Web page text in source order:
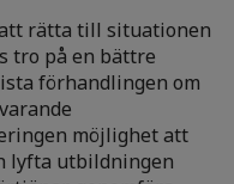
rätta till situationen
tro på en bättre
förhandlingen om
möjlighet att
lyfta utbildningen